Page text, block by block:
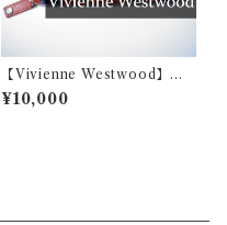
【Vivienne Westwood】ヴ
ィヴィアンウエストウッド ク
マ総柄レザーオーブモチーフ
¥10,000